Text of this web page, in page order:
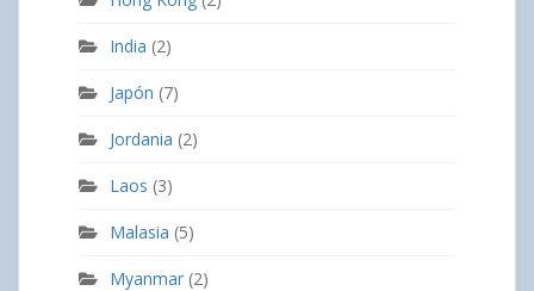
India (2)
Japón (7)
Jordania (2)
Laos (3)
Malasia (5)
Myanmar (2)